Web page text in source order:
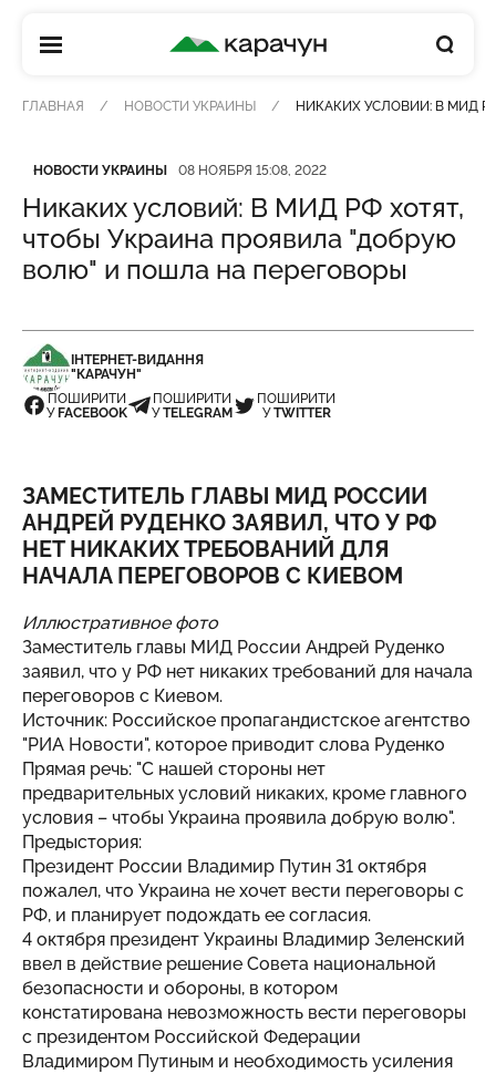
КАРАЧУН
ГЛАВНАЯ НОВОСТИ УКРАИНЫ НИКАКИХ УСЛОВИЙ: В МИД
Категория
НОВОСТИ УКРАИНЫ
Дата публикации 08 НОЯБРЯ 15:08, 2022
Никаких условий: В МИД РФ хотят,
чтобы Украина проявила "добрую
волю" и пошла на переговоры
ІНТЕРНЕТ-ВИДАННЯ
"КАРАЧУН"
ПОШИРИТИ
У FACEBOOK
ПОШИРИТИ
УTELEGRAM
ПОШИРИТИ
УTWITTER
ЗАМЕСТИТЕЛЬ ГЛАВЫ МИД РОССИИ
АНДРЕЙ РУДЕНКО ЗАЯВИЛ, ЧТО У РФ
НЕТ НИКАКИХ ТРЕБОВАНИЙ ДЛЯ
НАЧАЛА ПЕРЕГОВОРОВ С КИЕВОМ
Иллюстративное фото
Заместитель главы МИД России Андрей Руденко
заявил, что у РФ нет никаких требований для начала
переговоров с Киевом.
Источник: Российское пропагандистское агентство
"РИА Новости", которое приводит слова Руденко
Прямая речь: "С нашей стороны нет
предварительных условий никаких, кроме главного
условия – чтобы Украина проявила добрую волю".
Предыстория:
Президент России Владимир Путин 31 октября
пожалел, что Украина не хочет вести переговоры с
РФ, и планирует подождать ее согласия.
4 октября президент Украины Владимир Зеленский
ввел в действие решение Совета национальной
безопасности и обороны, в котором
констатирована невозможность вести переговоры
с президентом Российской Федерации
Владимиром Путиным и необходимость усиления